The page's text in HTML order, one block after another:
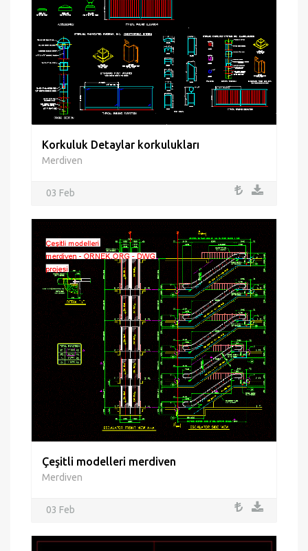
Korkuluk Detaylar korkulukları
Merdiven
03 Feb
Çeşitli modelleri merdiven
Merdiven
03 Feb